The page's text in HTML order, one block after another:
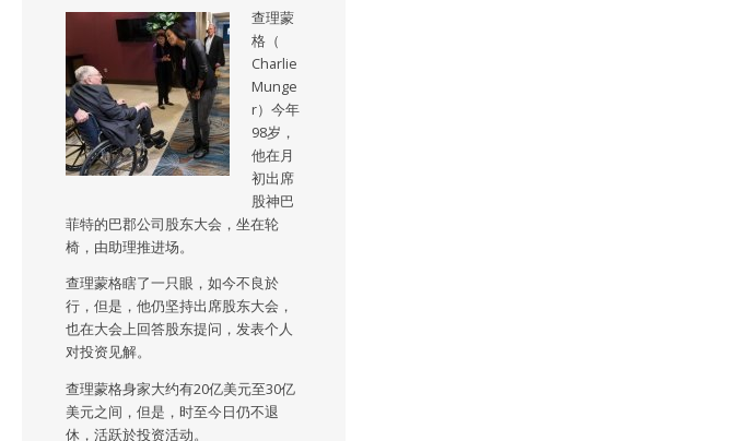
查理蒙
格（
Charlie
Munge
r）今年
98岁，
他在月
初出席
股神巴
菲特的巴郡公司股东大会，坐在轮
椅，由助理推进场。
查理蒙格瞎了一只眼，如今不良於
行，但是，他仍坚持出席股东大会，
也在大会上回答股东提问，发表个人
对投资见解。
查理蒙格身家大约有20亿美元至30亿
美元之间，但是，时至今日仍不退
休，活跃於投资活动。